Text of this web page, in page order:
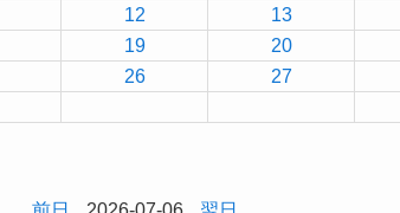
12 13
19 20
26 27